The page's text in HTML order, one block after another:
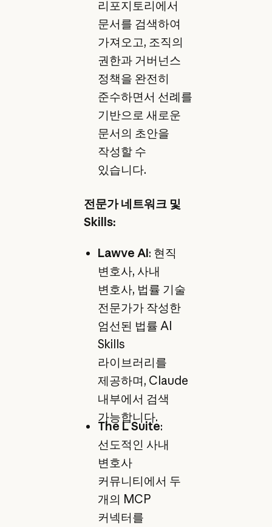
리포지토리에서
문서를 검색하여
가져오고, 조직의
권한과 거버넌스
정책을 완전히
준수하면서 선례를
기반으로 새로운
문서의 초안을
작성할 수
있습니다.
전문가 네트워크 및
Skills:
Lawve AI: 현직
변호사, 사내
변호사, 법률 기술
전문가가 작성한
엄선된 법률 AI
Skills
라이브러리를
제공하며, Claude
내부에서 검색
가능합니다.
The L Suite:
선도적인 사내
변호사
커뮤니티에서 두
개의 MCP
커넥터를